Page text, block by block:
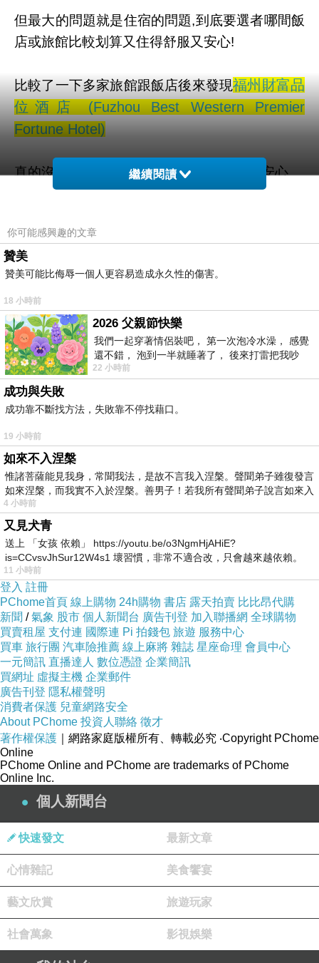
但最大的問題就是住宿的問題,到底要選者哪間飯
店或旅館比較划算又住得舒服又安心!
比較了一下多家旅館跟飯店後來發現福州財富品
位酒店 (Fuzhou Best Western Premier
Fortune Hotel)
真的沒讓我失望,去到那裡玩得開心住得也安心
也太方便了吧！！不用在那邊找翻譯啦ＱＱ
福州財富品位酒店 (Fuzhou Best Western
Premier Fortune Hotel) 的介紹在下面
如果有興趣到這附近玩的，不妨可以看看喔！
以下是 福州財富品位酒店 (Fuzhou Best
Western Premier Fortune Hotel) 的介紹 如果也
跟我一樣喜歡不妨看看喔!
↓↓↓限量特優價格按鈕↓↓↓
強力推薦
繼續閱讀
你可能感興趣的文章
贊美
贊美可能比侮辱一個人更容易造成永久性的傷害。
18 小時前
2026 父親節快樂
我們一起穿著情侶裝吧， 第一次泡冷水澡， 感覺
還不錯， 泡到一半就睡著了， 後來打雷把我吵
醒， 手
22 小時前
成功與失敗
成功靠不斷找方法，失敗靠不停找藉口。
19 小時前
如來不入涅槃
惟諸菩薩能見我身，常聞我法，是故不言我入涅槃。聲聞弟子雖復發言
如來涅槃，而我實不入於涅槃。善男子！若我所有聲聞弟子說言如來入
4 小時前
又見犬青
送上 「女孩 依賴」 https://youtu.be/o3NgmHjAHiE?
is=CCvsvJhSur12W4s1 壞習慣，非常不適合改，只會越來越依賴。
我害怕的
11 小時前
登入 註冊
PChome首頁 線上購物 24h購物 書店 露天拍賣 比比昂代購
新聞 /氣象 股市 個人新聞台 廣告刊登 加入聯播網 全球購物
買賣租屋 支付連 國際連 Pi 拍錢包 旅遊 服務中心
買車 旅行團 汽車險推薦 線上麻將 雜誌 星座命理 會員中心
一元簡訊 直播達人 數位憑證 企業簡訊
買網址 虛擬主機 企業郵件
廣告刊登 隱私權聲明
消費者保護 兒童網路安全
About PChome 投資人聯絡 徵才
著作權保護 ｜網路家庭版權所有、轉載必究 ‧Copyright PChome
Online
PChome Online and PChome are trademarks of PChome
Online Inc.
個人新聞台
快速發文 最新文章
心情雜記 美食饗宴
藝文欣賞 旅遊玩家
社會萬象 影視娛樂